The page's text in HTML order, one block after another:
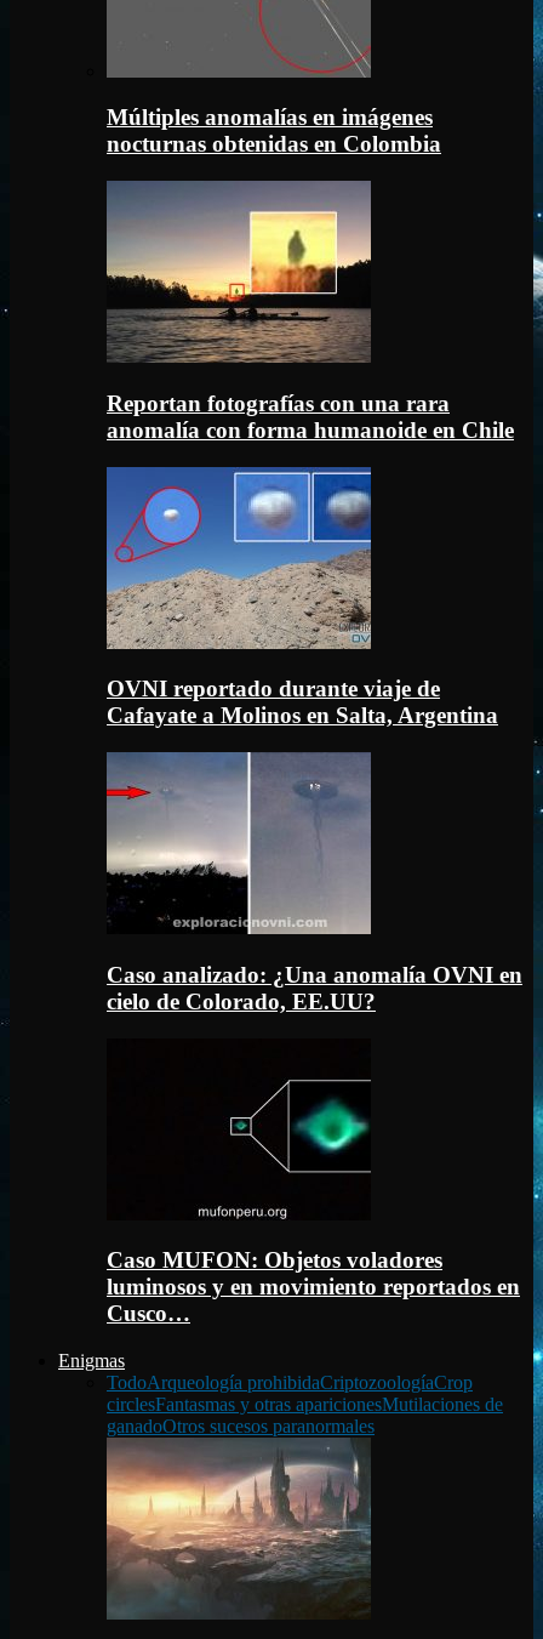
Múltiples anomalías en imágenes
nocturnas obtenidas en Colombia
Reportan fotografías con una rara
anomalía con forma humanoide en Chile
OVNI reportado durante viaje de
Cafayate a Molinos en Salta, Argentina
Caso analizado: ¿Una anomalía OVNI en
cielo de Colorado, EE.UU?
Caso MUFON: Objetos voladores
luminosos y en movimiento reportados en
Cusco…
Enigmas
TodoArqueología prohibidaCriptozoologíaCrop
circlesFantasmas y otras aparicionesMutilaciones de
ganadoOtros sucesos paranormales